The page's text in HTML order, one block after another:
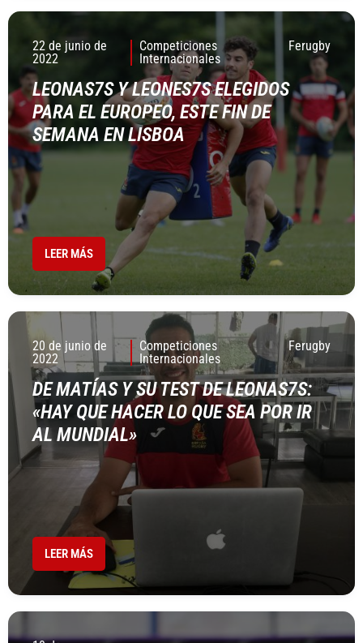
22 de junio de
2022
Competiciones
Internacionales
Ferugby
LEONAS7S Y LEONES7S ELEGIDOS
PARA EL EUROPEO, ESTE FIN DE
SEMANA EN LISBOA
LEER MÁS
20 de junio de
2022
Competiciones
Internacionales
Ferugby
DE MATÍAS Y SU TEST DE LEONAS7S:
«HAY QUE HACER LO QUE SEA POR IR
AL MUNDIAL»
LEER MÁS